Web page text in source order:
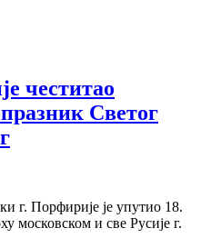
честитао
Светог
г. Порфирије је упутио 18.
московском и све Русије г.